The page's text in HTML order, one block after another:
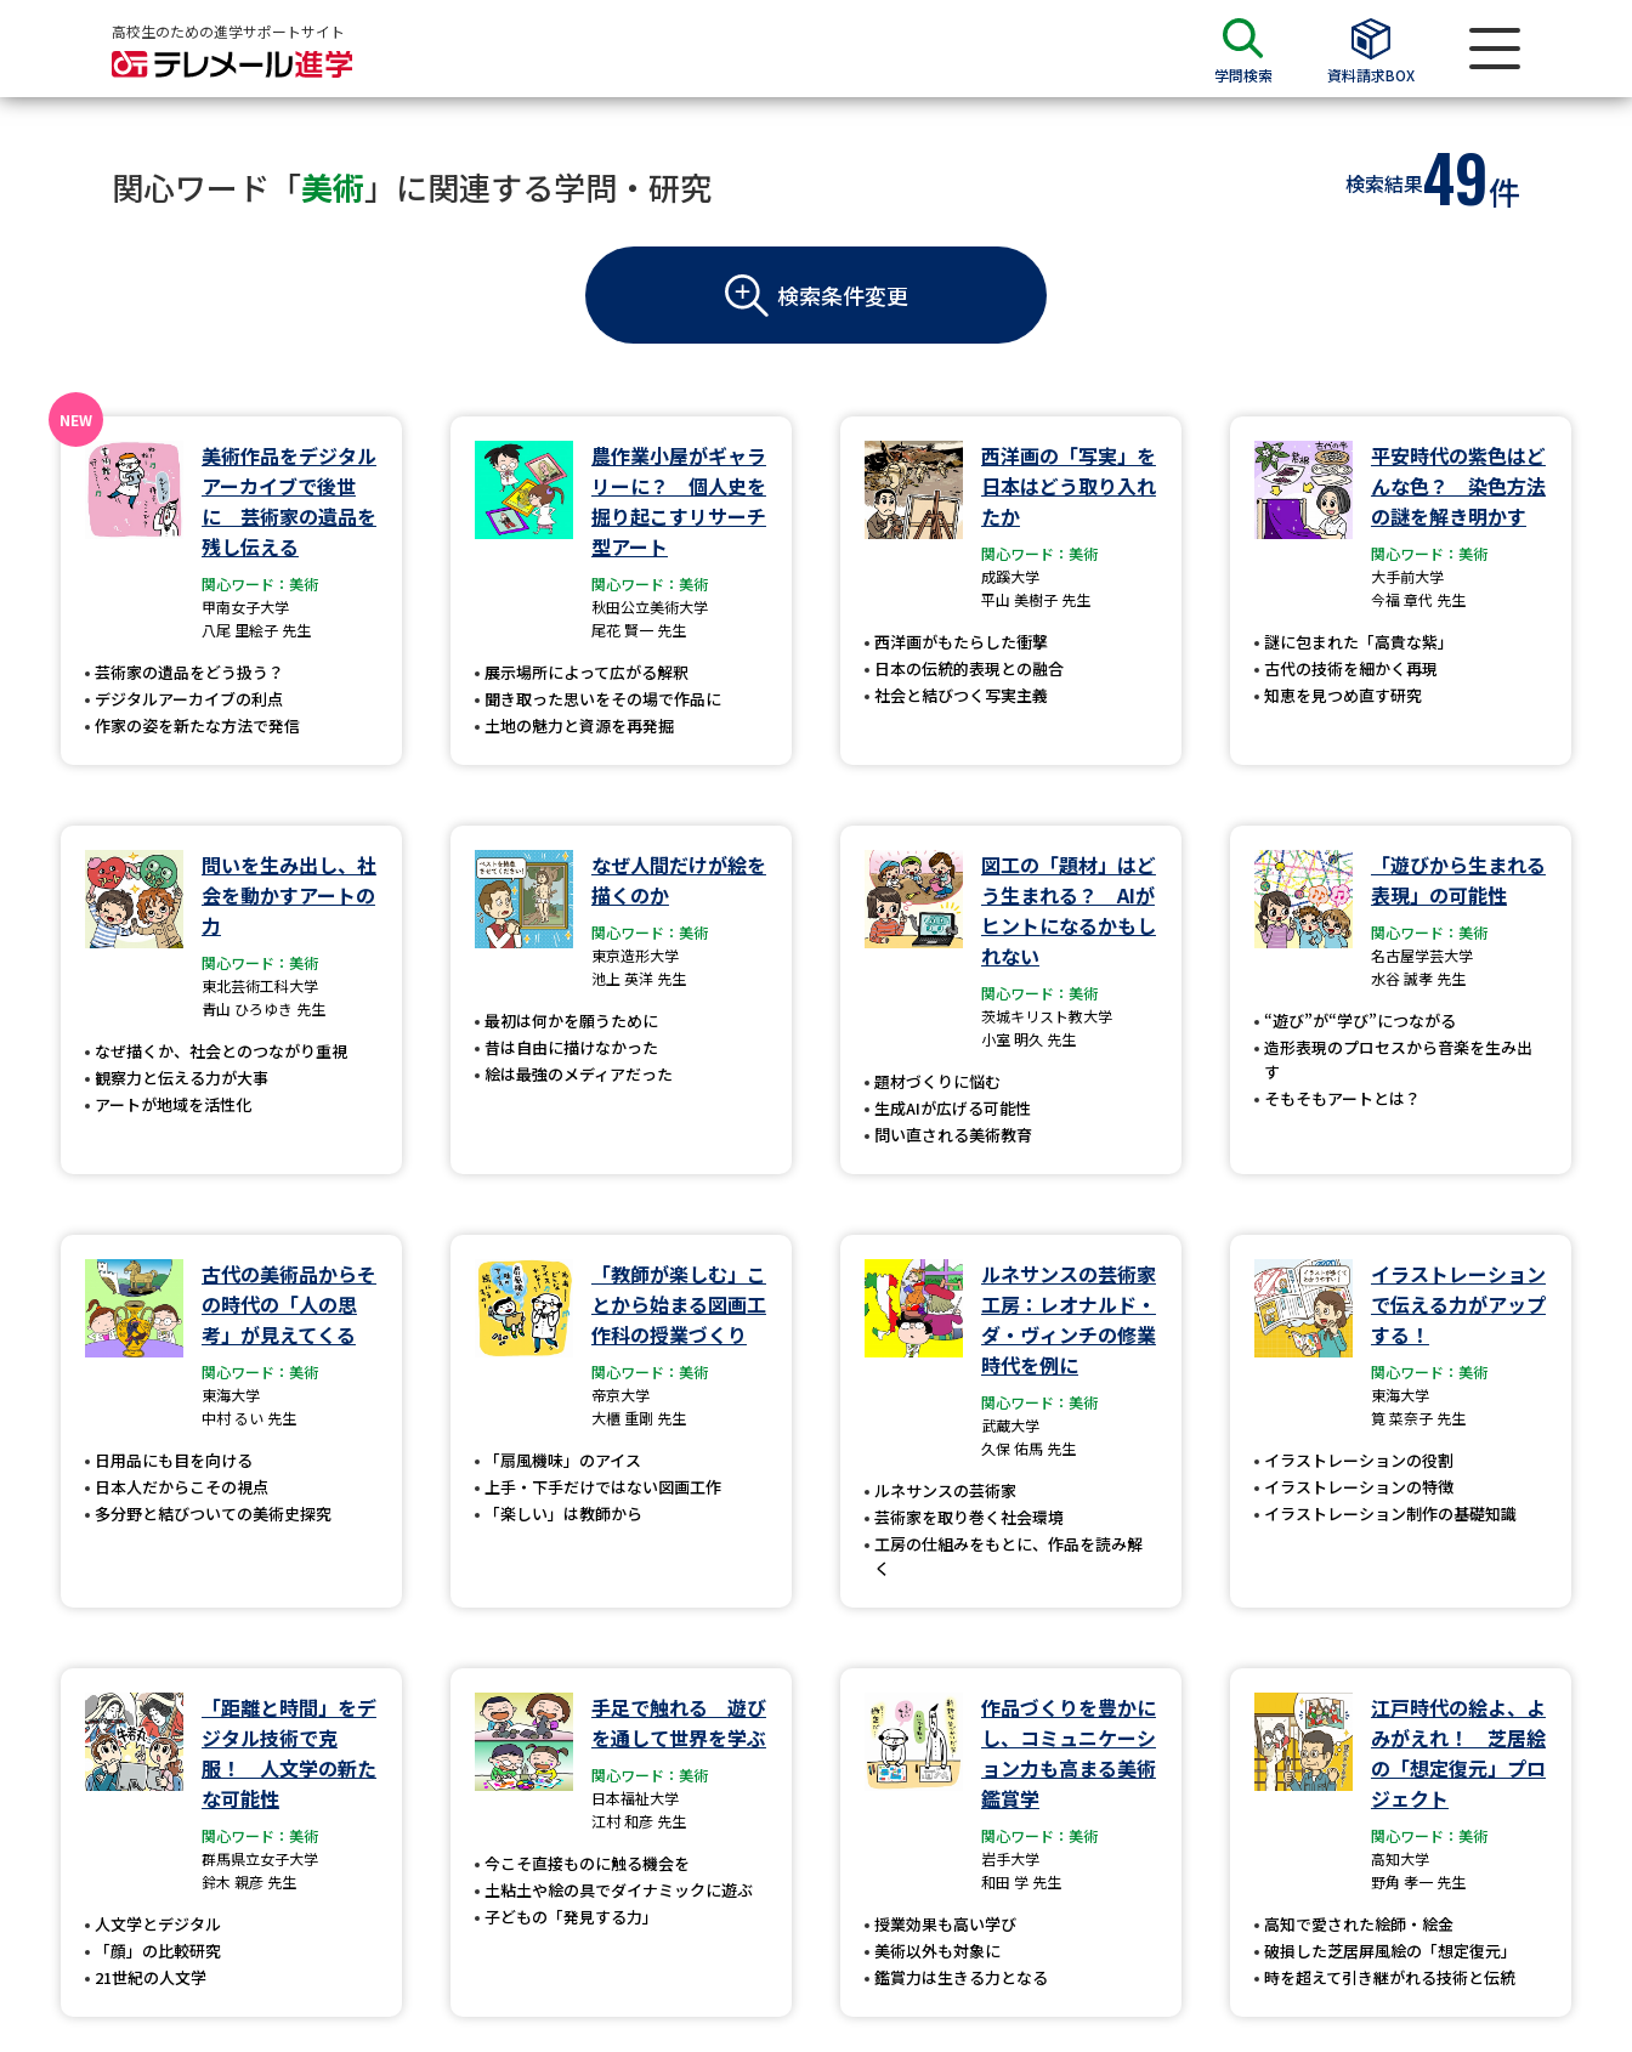
高校生のための進学サポートサイト
学問検索 資料請求BOX
大学・短大の資料種類から請求
大学パンフ
学部・学科パンフ
総合型選抜・学校推薦型選抜 募集要項＆願書
大学・短大以外の資料から請求
専門学校の資料請求 大学院の資料請求
留学・進学関連、塾・予備校
大学入学共通テスト「受験案内」の請求
大学入学共通テスト「受験上の配慮案内」の請求
高等学校卒業程度認定試験
幼稚園教員資格認定試験
小学校教員資格認定試験
高等学校（情報）教員資格認定試験
大学で学べる内容や特徴を調べる
新増設大学・学部・学科特集
国際・グローバルに強い大学特集
奨学金・特待生制度特集
新学年スタート号特集ページ（高3生用）
新学年スタート号特集ページ（高2生用）
SELFBRAND特集ページ
来場型・Web型イベント特集
夢ナビライブ
受験準備 資料検索
志望校・出願校を調べる
受験スケジュールを立てよう
先輩が入学を決めた理由
テレメール全国一斉進学調査
学問発見 学問検索
大学で学びたい学問発見
学問のミニ講義「夢ナビ講義」 学問分野解説 夢ナビライブ
ユーザーサポート
関心ワード「美術」に関連する学問・研究 検索結果49件
検索条件変更
美術作品をデジタル
アーカイブで後世
に 芸術家の遺品を
残し伝える
関心ワード：美術
甲南女子大学
八尾 里絵子 先生
芸術家の遺品をどう扱う？
デジタルアーカイブの利点
作家の姿を新たな方法で発信
農作業小屋がギャラ
リーに？ 個人史を
掘り起こすリサーチ
型アート
関心ワード：美術
秋田公立美術大学
尾花 賢一 先生
展示場所によって広がる解釈
聞き取った思いをその場で作品に
土地の魅力と資源を再発掘
西洋画の「写実」を
日本はどう取り入れ
たか
関心ワード：美術
成蹊大学
平山 美樹子 先生
西洋画がもたらした衝撃
日本の伝統的表現との融合
社会と結びつく写実主義
平安時代の紫色はど
んな色？ 染色方法
の謎を解き明かす
関心ワード：美術
大手前大学
今福 章代 先生
謎に包まれた「高貴な紫」
古代の技術を細かく再現
知恵を見つめ直す研究
問いを生み出し、社
会を動かすアートの
力
関心ワード：美術
東北芸術工科大学
青山 ひろゆき 先生
なぜ描くか、社会とのつながり重視
観察力と伝える力が大事
アートが地域を活性化
なぜ人間だけが絵を
描くのか
関心ワード：美術
東京造形大学
池上 英洋 先生
最初は何かを願うために
昔は自由に描けなかった
絵は最強のメディアだった
図工の「題材」はど
う生まれる？ AIが
ヒントになるかもし
れない
関心ワード：美術
茨城キリスト教大学
小室 明久 先生
題材づくりに悩む
生成AIが広げる可能性
問い直される美術教育
「遊びから生まれる
表現」の可能性
関心ワード：美術
名古屋学芸大学
水谷 誠孝 先生
“遊び”が“学び”につながる
造形表現のプロセスから音楽を生み出
す
そもそもアートとは？
古代の美術品からそ
の時代の「人の思
考」が見えてくる
関心ワード：美術
東海大学
中村 るい 先生
日用品にも目を向ける
日本人だからこその視点
多分野と結びついての美術史探究
「教師が楽しむ」こ
とから始まる図画工
作科の授業づくり
関心ワード：美術
帝京大学
大櫃 重剛 先生
「扇風機味」のアイス
上手・下手だけではない図画工作
「楽しい」は教師から
ルネサンスの芸術家
工房：レオナルド・
ダ・ヴィンチの修業
時代を例に
関心ワード：美術
武蔵大学
久保 佑馬 先生
ルネサンスの芸術家
芸術家を取り巻く社会環境
工房の仕組みをもとに、作品を読み解
く
イラストレーション
で伝える力がアップ
する！
関心ワード：美術
東海大学
筧 菜奈子 先生
イラストレーションの役割
イラストレーションの特徴
イラストレーション制作の基礎知識
「距離と時間」をデ
ジタル技術で克
服！ 人文学の新た
な可能性
関心ワード：美術
群馬県立女子大学
鈴木 親彦 先生
人文学とデジタル
「顔」の比較研究
21世紀の人文学
手足で触れる 遊び
を通して世界を学ぶ
関心ワード：美術
日本福祉大学
江村 和彦 先生
今こそ直接ものに触る機会を
土粘土や絵の具でダイナミックに遊ぶ
子どもの「発見する力」
作品づくりを豊かに
し、コミュニケーシ
ョン力も高まる美術
鑑賞学
関心ワード：美術
岩手大学
和田 学 先生
授業効果も高い学び
美術以外も対象に
鑑賞力は生きる力となる
江戸時代の絵よ、よ
みがえれ！ 芝居絵
の「想定復元」プロ
ジェクト
関心ワード：美術
高知大学
野角 孝一 先生
高知で愛された絵師・絵金
破損した芝居屏風絵の「想定復元」
時を超えて引き継がれる技術と伝統